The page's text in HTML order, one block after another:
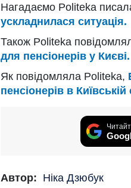
Нагадаємо Politeka
ускладнилася ситуація.
Також Politeka
для пенсіонерів у Києві.
Як повідомляла Politeka,
пенсіонерів в
Автор: Ніка Дзюбук